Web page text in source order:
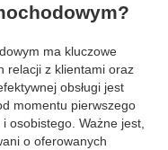
ma kluczowe
relacji z klientami oraz
obsługi jest
momentu pierwszego
osobistego. Ważne jest,
o oferowanych